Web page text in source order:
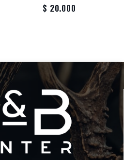
$ 20.000